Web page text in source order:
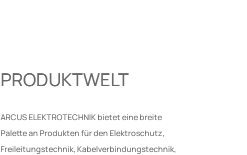
PRODUKTWELT
ARCUS ELEKTROTECHNIK bietet eine breite
Palette an Produkten für den Elektroschutz,
Freileitungstechnik, Kabelverbindungstechnik,